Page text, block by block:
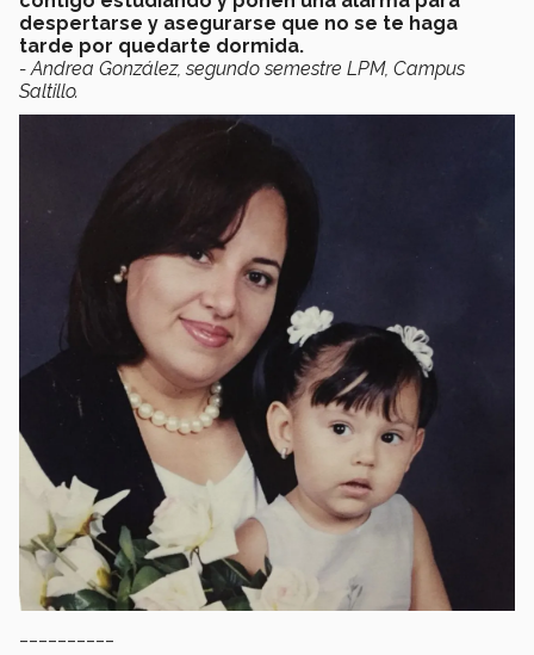
despertarse y asegurarse que no se te haga
tarde por quedarte dormida.
- Andrea González, segundo semestre LPM, Campus
Saltillo.